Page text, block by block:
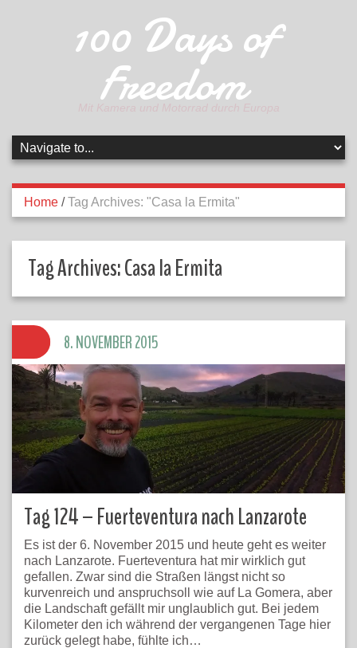
100 Days of
Freedom
Home / Tag Archives: "Casa la Ermita"
Tag Archives:Casa la Ermita
Tag 124 – Fuerteventura nach Lanzarote
Es ist der 6. November 2015 und heute geht es weiter
nach Lanzarote. Fuerteventura hat mir wirklich gut
gefallen. Zwar sind die Straßen längst nicht so
kurvenreich und anspruchsoll wie auf La Gomera, aber
die Landschaft gefällt mir unglaublich gut. Bei jedem
Kilometer den ich während der vergangenen Tage hier
zurück gelegt habe, fühlte ich…
8. NOVEMBER 2015